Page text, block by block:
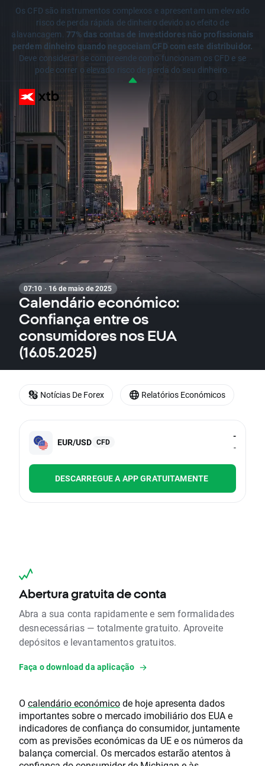
Os CFD são instrumentos complexos e apresentam um elevado
risco de perda rápida de dinheiro devido ao efeito de
alavancagem. 77% das contas de investidores não profissionais
perdem dinheiro quando negoceiam CFD com este distribuidor.
Deve considerar se compreende como funcionam os CFD e se
pode correr o elevado risco de perda do seu dinheiro.
07:10 · 16 de maio de 2025
Calendário económico:
Confiança entre os
consumidores nos EUA
(16.05.2025)
EUR/USD CFD
-
-
DESCARREGUE A APP GRATUITAMENTE
Abertura gratuita de conta
Abra a sua conta rapidamente e sem formalidades
desnecessárias — totalmente gratuito. Aproveite
depósitos e levantamentos gratuitos.
Faça o download da aplicação
O calendário económicode hoje apresenta dados
importantes sobre o mercado imobiliário dos EUA e
indicadores de confiança do consumidor, juntamente
com as previsões económicas da UE e os números da
balança comercial. Os mercados estarão atentos à
Notícias De Forex Relatórios Económicos